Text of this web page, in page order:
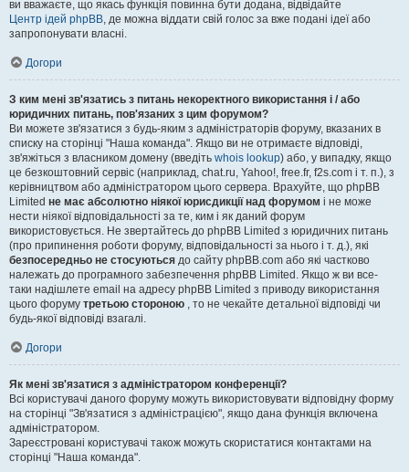
ви вважаєте, що якась функція повинна бути додана, відвідайте
Центр ідей phpBB, де можна віддати свій голос за вже подані ідеї або
запропонувати власні.
Догори
З ким мені зв'язатись з питань некоректного використання і / або
юридичних питань, пов'язаних з цим форумом?
Ви можете зв'язатися з будь-яким з адміністраторів форуму, вказаних в
списку на сторінці "Наша команда". Якщо ви не отримаєте відповіді,
зв'яжіться з власником домену (введіть whois lookup) або, у випадку, якщо
це безкоштовний сервіс (наприклад, chat.ru, Yahoo!, free.fr, f2s.com і т. п.), з
керівництвом або адміністратором цього сервера. Врахуйте, що phpBB
Limited не має абсолютно ніякої юрисдикції над форумом і не може
нести ніякої відповідальності за те, ким і як даний форум
використовується. Не звертайтесь до phpBB Limited з юридичних питань
(про припинення роботи форуму, відповідальності за нього і т. д.), які
безпосередньо не стосуються до сайту phpBB.com або які частково
належать до програмного забезпечення phpBB Limited. Якщо ж ви все-
таки надішлете email на адресу phpBB Limited з приводу використання
цього форуму третьою стороною , то не чекайте детальної відповіді чи
будь-якої відповіді взагалі.
Догори
Як мені зв'язатися з адміністратором конференції?
Всі користувачі даного форуму можуть використовувати відповідну форму
на сторінці "Зв'язатися з адміністрацією", якщо дана функція включена
адміністратором.
Зареєстровані користувачі також можуть скористатися контактами на
сторінці "Наша команда".